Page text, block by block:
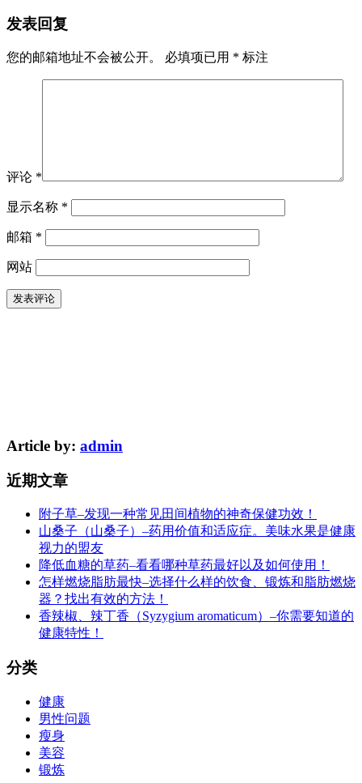
发表回复
您的邮箱地址不会被公开。 必填项已用 * 标注
评论 *
显示名称 *
邮箱 *
网站
Article by: admin
近期文章
附子草–发现一种常见田间植物的神奇保健功效！
山桑子（山桑子）–药用价值和适应症。美味水果是健康
视力的盟友
降低血糖的草药–看看哪种草药最好以及如何使用！
怎样燃烧脂肪最快–选择什么样的饮食、锻炼和脂肪燃烧
器？找出有效的方法！
香辣椒、辣丁香（Syzygium aromaticum）–你需要知道的
健康特性！
分类
健康
男性问题
瘦身
美容
锻炼